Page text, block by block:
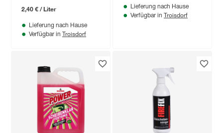
2,40 € / Liter
Lieferung nach Hause
Verfügbar in Troisdorf
Lieferung nach Hause
Verfügbar in Troisdorf